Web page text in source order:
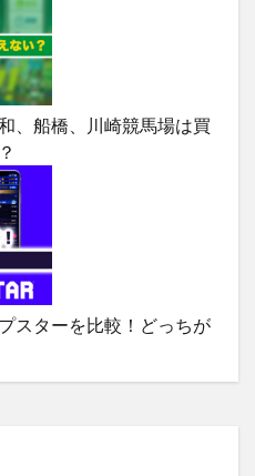
、船橋、川崎競馬場は買
スターを比較！どっちが